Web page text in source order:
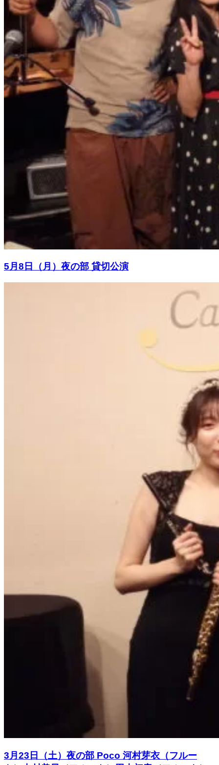
5月8日（月）夜の部 貸切公演
3月23日（土）夜の部 Poco 河村芽衣（フルー